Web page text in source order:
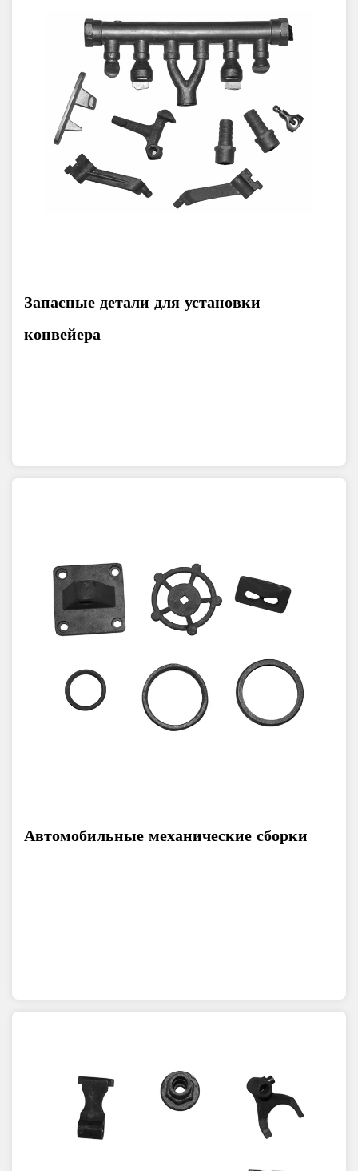
Запасные детали для установки
конвейера
Автомобильные механические сборки